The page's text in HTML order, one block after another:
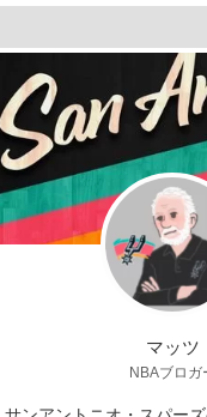
マッツ
NBAブロガ